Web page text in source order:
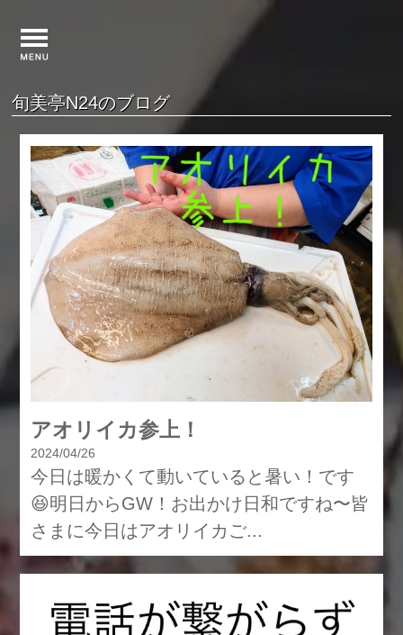
旬美亭N24のブログ
アオリイカ参上！
2024/04/26
今日は暖かくて動いていると暑い！です
😆明日からGW！お出かけ日和ですね〜皆
さまに今日はアオリイカご...